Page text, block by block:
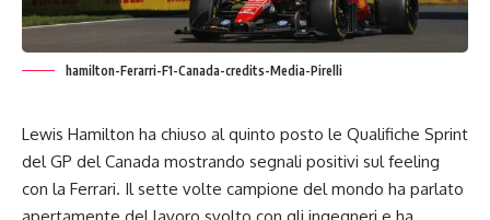
hamilton-Ferarri-F1-Canada-credits-Media-Pirelli
Lewis Hamilton ha chiuso al quinto posto le Qualifiche Sprint
del GP del Canada mostrando segnali positivi sul feeling
con la Ferrari. Il sette volte campione del mondo ha parlato